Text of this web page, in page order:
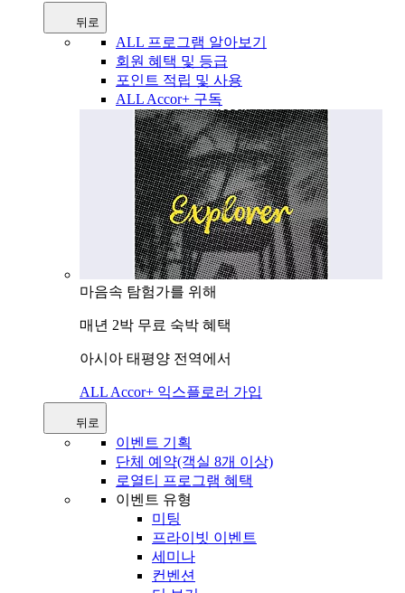
뒤로
ALL 프로그램 알아보기
회원 혜택 및 등급
포인트 적립 및 사용
ALL Accor+ 구독
마음속 탐험가를 위해
매년 2박 무료 숙박 혜택
아시아 태평양 전역에서
ALL Accor+ 익스플로러 가입
뒤로
이벤트 기획
단체 예약(객실 8개 이상)
로열티 프로그램 혜택
이벤트 유형
미팅
프라이빗 이벤트
세미나
컨벤션